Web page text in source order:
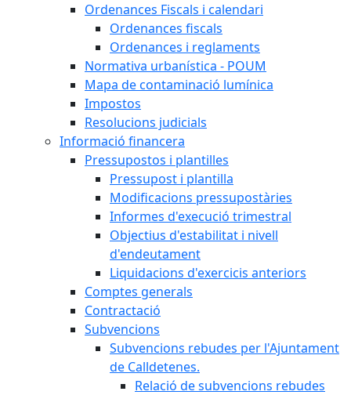
Ordenances Fiscals i calendari
Ordenances fiscals
Ordenances i reglaments
Normativa urbanística - POUM
Mapa de contaminació lumínica
Impostos
Resolucions judicials
Informació financera
Pressupostos i plantilles
Pressupost i plantilla
Modificacions pressupostàries
Informes d'execució trimestral
Objectius d'estabilitat i nivell
d'endeutament
Liquidacions d'exercicis anteriors
Comptes generals
Contractació
Subvencions
Subvencions rebudes per l'Ajuntament
de Calldetenes.
Relació de subvencions rebudes